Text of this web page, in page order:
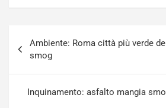
articoli
Ambiente: Roma città più verde
smog
Inquinamento: asfalto mangia